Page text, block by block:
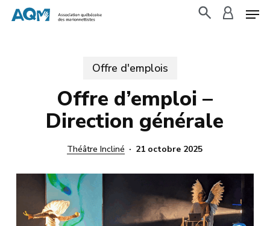
Skip
Offre d'emplois
Offre d’emploi –
Direction générale
Théâtre Incliné 21 octobre 2025